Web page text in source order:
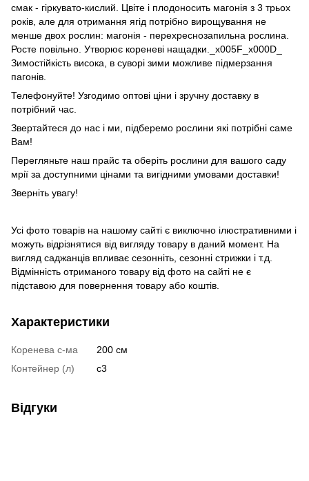
смак - гіркувато-кислий. Цвіте і плодоносить магонія з 3 трьох
років, але для отримання ягід потрібно вирощування не
менше двох рослин: магонія - перехреснозапильна рослина.
Росте повільно. Утворює кореневі нащадки._x005F_x000D_
Зимостійкість висока, в суворі зими можливе підмерзання
пагонів.
Телефонуйте! Узгодимо оптові ціни і зручну доставку в
потрібний час.
Звертайтеся до нас і ми, підберемо рослини які потрібні саме
Вам!
Перегляньте наш прайс та оберіть рослини для вашого саду
мрії за доступними цінами та вигідними умовами доставки!
Зверніть увагу!
Усі фото товарів на нашому сайті є виключно ілюстративними і
можуть відрізнятися від вигляду товару в даний момент. На
вигляд саджанців впливає сезонніть, сезонні стрижки і т.д.
Відмінність отриманого товару від фото на сайті не є
підставою для повернення товару або коштів.
Характеристики
Коренева с-ма
200 см
Контейнер (л)
с3
Відгуки